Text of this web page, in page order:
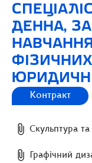
ДЕННА,
Контракт
Скульптура
Графічний